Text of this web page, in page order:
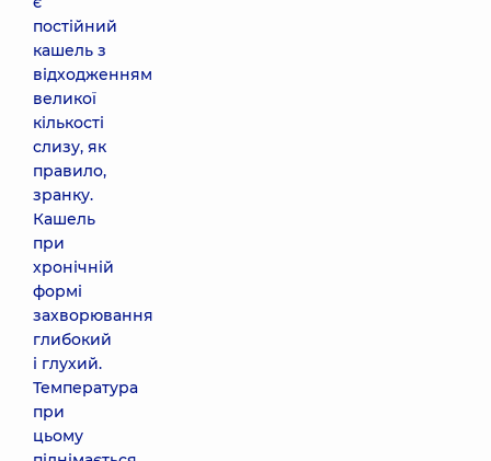
постійний
кашель з
відходженням
великої
кількості
слизу, як
правило,
зранку.
Кашель
при
хронічній
формі
захворювання
глибокий
і глухий.
Температура
при
цьому